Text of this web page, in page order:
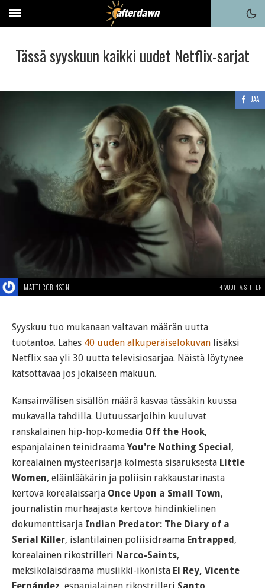
Tässä syyskuun kaikki uudet Netflix-sarjat
JAA
MATTI ROBINSON 4 VUOTTA SITTEN
Syyskuu tuo mukanaan valtavan määrän uutta
tuotantoa. Lähes 40 uuden alkuperäiselokuvan lisäksi
Netflix saa yli 30 uutta televisiosarjaa. Näistä löytynee
katsottavaa jos jokaiseen makuun.
Kansainvälisen sisällön määrä kasvaa tässäkin kuussa
mukavalla tahdilla. Uutuussarjoihin kuuluvat
ranskalainen hip-hop-komedia Off the Hook,
espanjalainen teinidraamaYou're Nothing Special,
korealainen mysteerisarja kolmesta sisaruksesta Little
Women, eläinlääkärin ja poliisin rakkaustarinasta
kertova korealaissarja Once Upon a Small Town,
journalistin murhaajasta kertova hindinkielinen
dokumenttisarja Indian Predator: The Diary of a
Serial Killer, islantilainen poliisidraama Entrapped,
korealainen rikostrilleri Narco-Saints,
meksikolaisdraama musiikki-ikonista El Rey, Vicente